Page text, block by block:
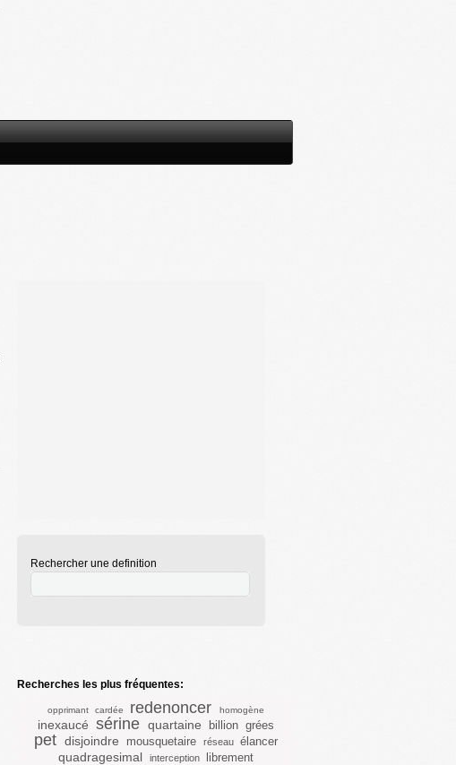
Rechercher une definition
Recherches les plus fréquentes:
opprimant cardée redenoncer homogène
inexaucé sérine quartaine billion grées
pet disjoindre mousquetaire réseau élancer
quadragesimal interception librement